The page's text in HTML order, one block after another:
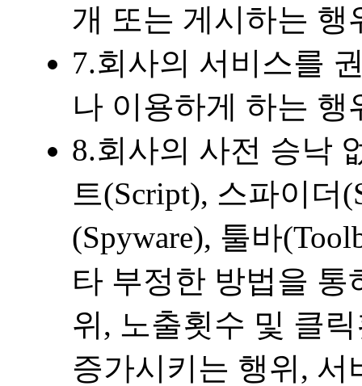
개 또는 게시하는 행
7.회사의 서비스를
나 이용하게 하는 행
8.회사의 사전 승낙
트(Script), 스파이더
(Spyware), 툴바
타 부정한 방법을
위, 노출횟수 및 클
증가시키는 행위,